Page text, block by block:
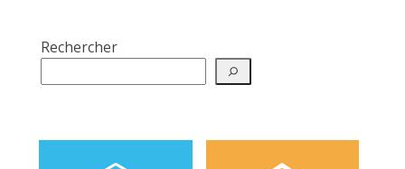
Rechercher